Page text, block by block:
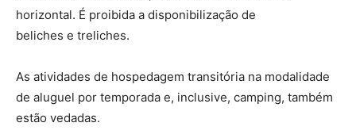
horizontal. É proibida a disponibilização de
beliches e treliches.
As atividades de hospedagem transitória na modalidade
de aluguel por temporada e, inclusive, camping, também
estão vedadas.